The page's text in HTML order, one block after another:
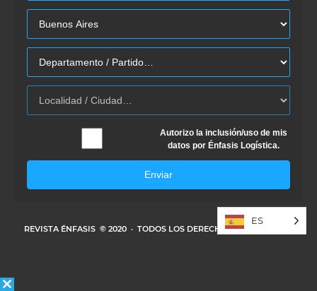
Autorizo la inclusión/uso de mis
datos por Énfasis Logística.
Enviar
REVISTA ÉNFASIS © 2020 · TODOS LOS DERECHOS RESERVADOS
ES